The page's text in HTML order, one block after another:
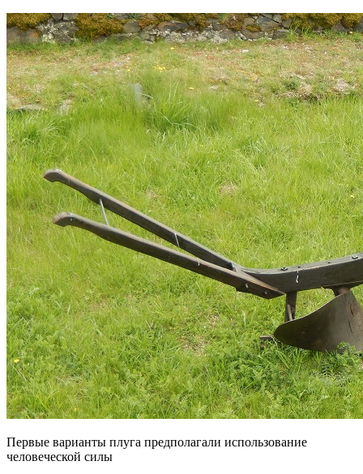
Первые варианты плуга предполагали использование
человеческой силы